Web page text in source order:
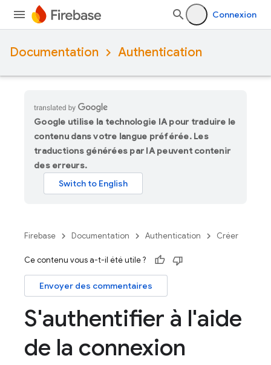
Connexion
Documentation Authentication
Google utilise la technologie IA pour traduire le
contenu dans votre langue préférée. Les
traductions générées par IA peuvent contenir
des erreurs.
Firebase Documentation Authentication Créer
Ce contenu vous a-t-il été utile ?
Envoyer des commentaires
S'authentifier à l'aide
de la connexion